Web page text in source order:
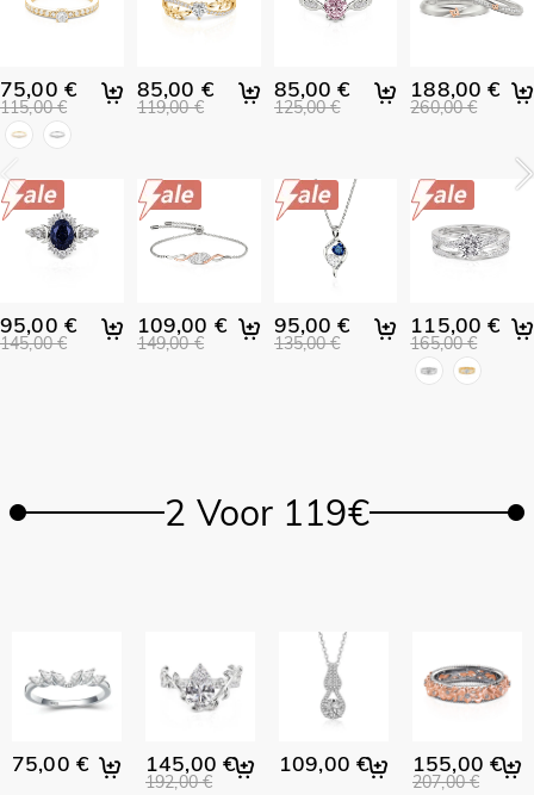
75,00 €
115,00 €
85,00 €
119,00 €
85,00 €
125,00 €
188,00 €
260,00 €
95,00 €
145,00 €
109,00 €
149,00 €
95,00 €
135,00 €
115,00 €
165,00 €
2 Voor 119€
75,00 € 145,00 €
192,00 €
109,00 € 155,00 €
207,00 €